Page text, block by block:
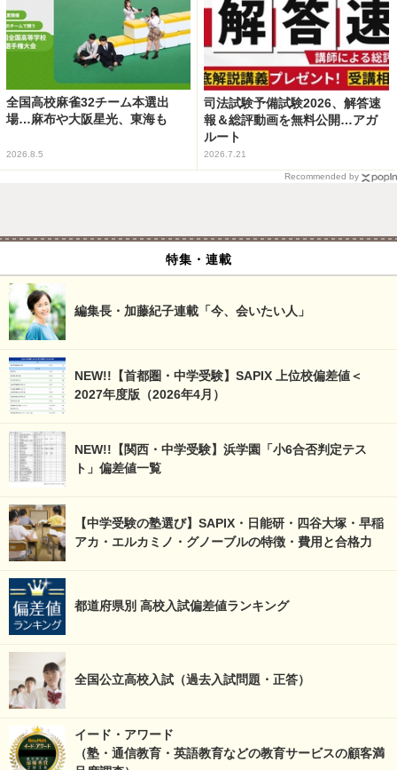
全国高校麻雀32チーム本選出
場…麻布や大阪星光、東海も
2026.8.5
司法試験予備試験2026、解答速
報＆総評動画を無料公開…アガ
ルート
2026.7.21
Recommended by
特集・連載
編集長・加藤紀子連載「今、会いたい人」
NEW!!【首都圏・中学受験】SAPIX 上位校偏差値＜
2027年度版（2026年4月）
NEW!!【関西・中学受験】浜学園「小6合否判定テス
ト」偏差値一覧
【中学受験の塾選び】SAPIX・日能研・四谷大塚・早稲
アカ・エルカミノ・グノーブルの特徴・費用と合格力
都道府県別 高校入試偏差値ランキング
全国公立高校入試（過去入試問題・正答）
イード・アワード
（塾・通信教育・英語教育などの教育サービスの顧客満